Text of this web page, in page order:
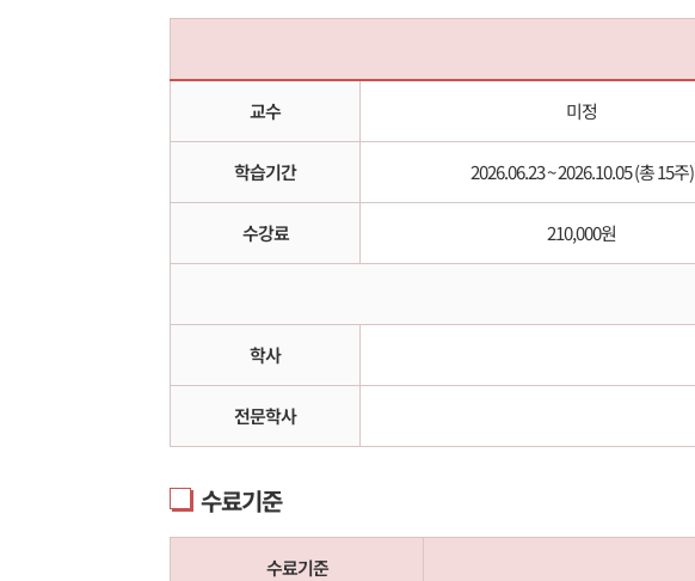
교수 미정
학습기간 2026.06.23 ~ 2026.10.05 (총 15주)
수강료 210,000원
학사
전문학사
수료기준
수료기준